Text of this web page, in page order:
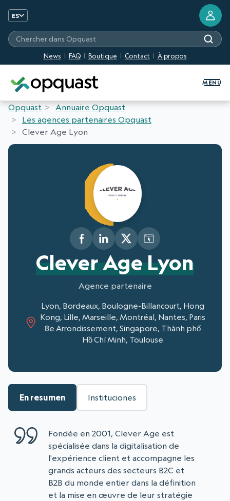
ES
News FAQ Boutique Contact À propos
Chercher dans Opquast
MENU
Opquast
Annuaire Opquast
Les agences partenaires Opquast
Clever Age Lyon
Clever Age Lyon
Agence partenaire
Lyon, Bordeaux, Boulogne-Billancourt, Hong
Kong, Lille, Marseille, Montréal, Nantes, Paris
8e Arrondissement, Singapore, Thành phố
Hồ Chí Minh, Toulouse
En resumen Instituciones
Fondée en 2001, Clever Age est
spécialisée dans la digitalisation de
l'expérience client et accompagne les
grands acteurs des secteurs B2C et
B2B du monde entier dans la définition
et la mise en œuvre de leur stratégie